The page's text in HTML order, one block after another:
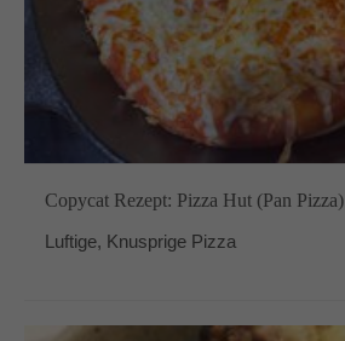
Copycat Rezept: Pizza Hut (Pan Pizza)
Luftige, Knusprige Pizza